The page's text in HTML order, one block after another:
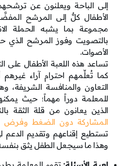
إلى الباحة ويعلنون عن
الأطفال كلٌّ إلى المرشح
مجموعة بما يشبه الحملة
بالتصويت وفوز المرشح
الأصوات.
تساعد هذه اللعبة الأطفال على
كما تُعلِّمهم احترام آراء
التعاون والمنافسة الشريفة،
للمعلمة دوراً مهماً؛ حيث
الذين يعانون من قلة الثقة
المشاركة دون الضغط وفرض
تستطيع إقناعهم وتقديم الدعم
وهذا ما سيجعل الطفل يثق